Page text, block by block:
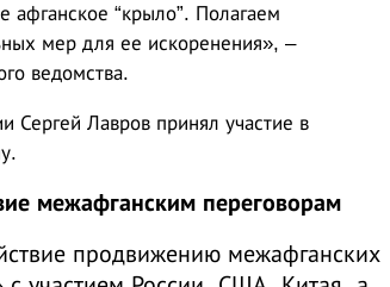
афганское “крыло”. Полагаем
мер для ее искоренения», –
ведомства.
Сергей Лавров принял участие в
межафганским переговорам
продвижению межафганских